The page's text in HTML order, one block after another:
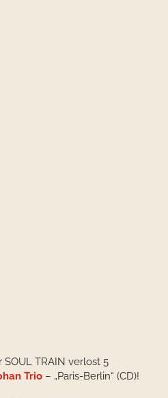
SOUL TRAIN verlost 5
Trio – „Paris-Berlin“ (CD)!